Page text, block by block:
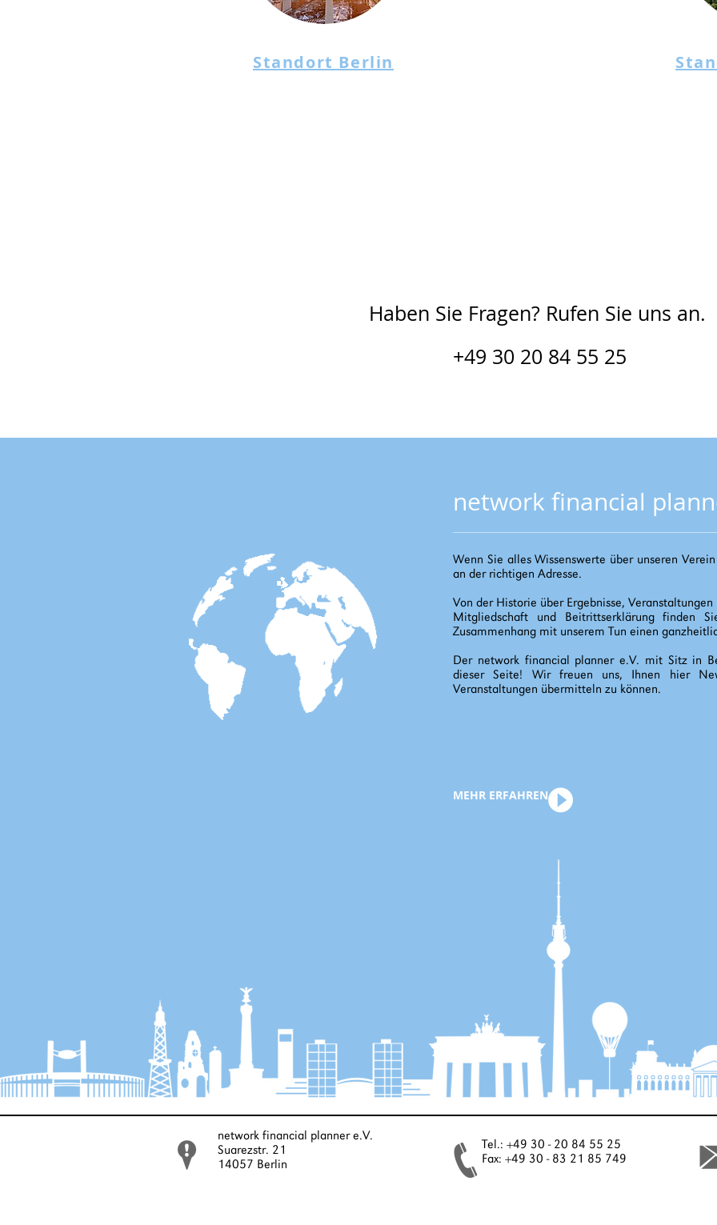
Standort Berlin
Haben Sie Fragen? Rufen Sie uns an.
+49 30 20 84 55 25
network financial
Wenn Sie alles Wissenswerte über unseren
an der richtigen Adresse.
Von der Historie über Ergebnisse,
Mitgliedschaft und Beitrittserklärung finden
Zusammenhang mit unserem Tun einen
Der network financial planner e.V. mit Sitz in
dieser Seite! Wir freuen uns, Ihnen hier
Veranstaltungen übermitteln zu können.
MEHR ERFAHREN
network financial planner e.V.
Suarezstr. 21
14057 Berlin
Tel.: +49 30 - 20 84 55 25
Fax: +49 30 - 83 21 85 749